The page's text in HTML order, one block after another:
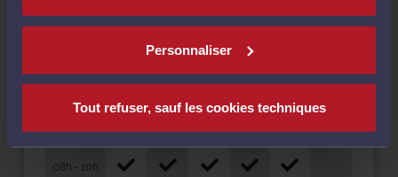
Personnaliser
Tout refuser, sauf les cookies techniques
Disponibilités
Rendez-vous
cabinet
Consultation
téléphonique
HORAIRES LUN MAR MER JEU VEN
SAM
08h - 10h